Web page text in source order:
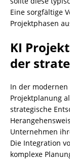
Eine sorgfältige
Projektphasen
KI
der
In der
Projektplanung
strategische
Unternehmen
Die Integration
komplexe